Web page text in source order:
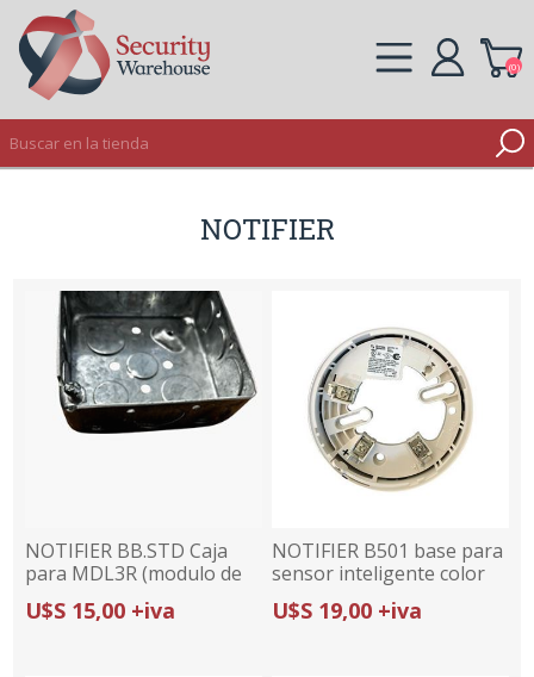
(0)
NOTIFIER
NOTIFIER BB.STD Caja
para MDL3R (modulo de
sincronizar sirenas)
U$S 15,00 +iva
NOTIFIER B501 base para
sensor inteligente color
marfil
U$S 19,00 +iva